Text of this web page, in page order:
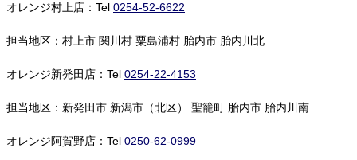
オレンジ村上店：Tel 0254-52-6622
担当地区：村上市 関川村 粟島浦村 胎内市 胎内川北
オレンジ新発田店：Tel 0254-22-4153
担当地区：新発田市 新潟市（北区） 聖籠町 胎内市 胎内川南
オレンジ阿賀野店：Tel 0250-62-0999